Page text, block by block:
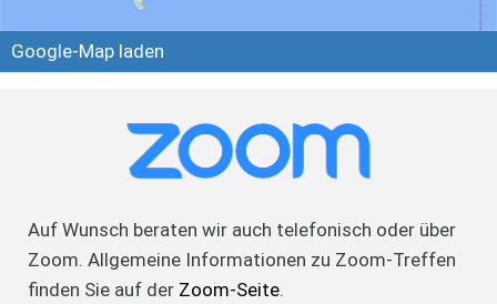
Google-Map laden
Auf Wunsch beraten wir auch telefonisch oder über
Zoom. Allgemeine Informationen zu Zoom-Treffen
finden Sie auf der Zoom-Seite.